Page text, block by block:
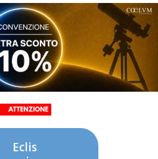
Eclis